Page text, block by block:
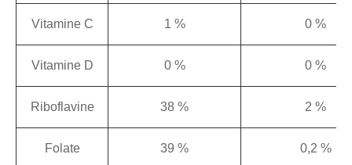
Vitamine C 1 % 0 %
Vitamine D 0 % 0 %
Riboflavine 38 % 2 %
Folate 39 % 0,2 %